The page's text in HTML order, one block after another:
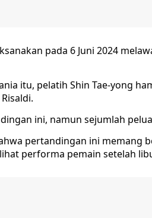
pada 6 Juni 2024
itu, pelatih Shin Tae-yong
ini, namun sejumlah
pertandingan ini memang
performa pemain setelah